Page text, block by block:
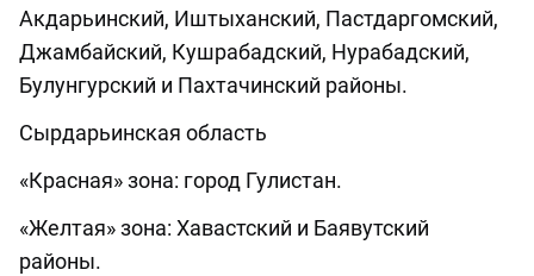
Акдарьинский, Иштыханский, Пастдаргомский,
Джамбайский, Кушрабадский, Нурабадский,
Булунгурский и Пахтачинский районы.
Сырдарьинская область
«Красная» зона: город Гулистан.
«Желтая» зона: Хавастский и Баявутский
районы.